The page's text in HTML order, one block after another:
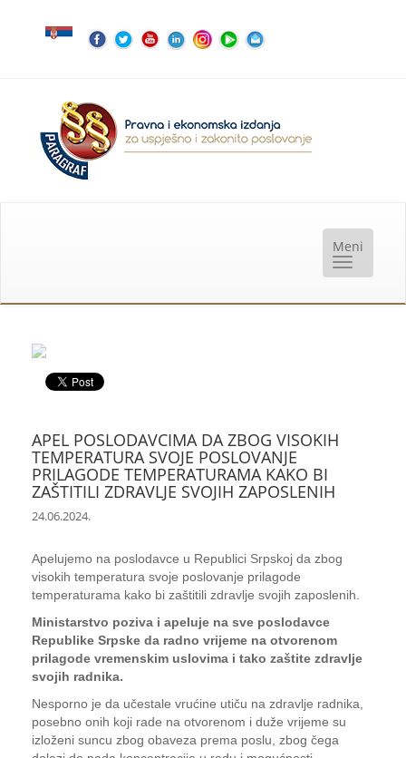
APEL POSLODAVCIMA DA ZBOG VISOKIH
TEMPERATURA SVOJE POSLOVANJE
PRILAGODE TEMPERATURAMA KAKO BI
ZAŠTITILI ZDRAVLJE SVOJIH ZAPOSLENIH
24.06.2024.
Apelujemo na poslodavce u Republici Srpskoj da zbog
visokih temperatura svoje poslovanje prilagode
temperaturama kako bi zaštitili zdravlje svojih zaposlenih.
Ministarstvo poziva i apeluje na sve poslodavce
Republike Srpske da radno vrijeme na otvorenom
prilagode vremenskim uslovima i tako zaštite zdravlje
svojih radnika.
Nesporno je da učestale vrućine utiču na zdravlje radnika,
posebno onih koji rade na otvorenom i duže vrijeme su
izloženi suncu zbog obaveza prema poslu, zbog čega